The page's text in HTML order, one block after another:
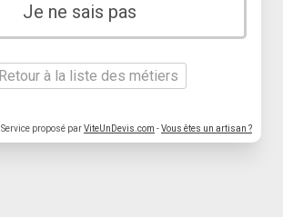
Je ne sais pas
Retour à la liste des métiers
Service proposé parViteUnDevis.com -Vous êtes un artisan ?